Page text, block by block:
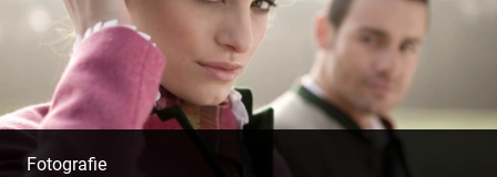
Fotografie